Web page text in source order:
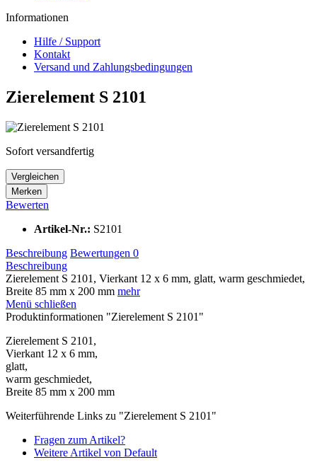
Informationen
Hilfe / Support
Kontakt
Versand und Zahlungsbedingungen
Zierelement S 2101
Sofort versandfertig
Vergleichen
Merken
Bewerten
Artikel-Nr.: S2101
Beschreibung Bewertungen 0
Beschreibung
Zierelement S 2101, Vierkant 12 x 6 mm, glatt, warm geschmiedet,
Breite 85 mm x 200 mm mehr
Menü schließen
Produktinformationen "Zierelement S 2101"
Zierelement S 2101,
Vierkant 12 x 6 mm,
glatt,
warm geschmiedet,
Breite 85 mm x 200 mm
Weiterführende Links zu "Zierelement S 2101"
Fragen zum Artikel?
Weitere Artikel von Default